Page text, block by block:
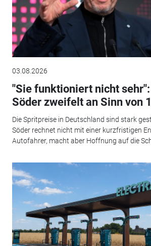
03.08.2026
"Sie funktioniert nicht
Söder zweifelt an Sinn von
Die Spritpreise in Deutschland sind stark
Söder rechnet nicht mit einer kurzfristigen
Autofahrer, macht aber Hoffnung auf die